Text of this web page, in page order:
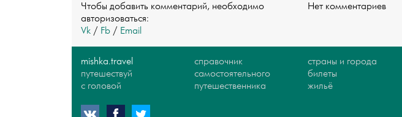
Чтобы добавить комментарий, необходимо
авторизоваться:
Vk / Fb / Email
Нет комментариев
mishka.travel
путешествуй
с головой
справочник
самостоятельного
путешественника
страны и города
билеты
жильё